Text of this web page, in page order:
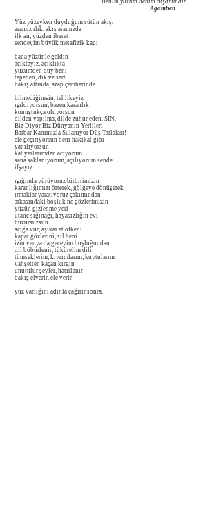
Benim yüzüm benim dışarımdır.
Agamben
Yüz yüzeyken duyduğum sütün akışı
aramız ılık, akış aramızda
ilk an, yüzden ibaret
sendeyim büyük metafizik kapı
bana yüzünle geldin
açıktayız, açıklıkta
yüzümden duy beni
tepeden, dik ve sert
bakış altında, azap çemberinde
bilmediğimsin, tehlikeyiz
ışıldıyorsun, bazen karanlık
konuştukça oluyorsun
dilden yapılma, dilde zuhur eden. SİN.
Biz Diyor Biz Dünyanın Yerlileri
Barbar Kanımızla Sulanıyor Düş Tarlaları!
ele geçiriyorsun beni hakikat gibi
yanılıyorsun
kat yerlerimden acıyorum
sana saklanıyorum, açılıyorum sende
ifşayız
ışığında yürüyoruz birbirimizin
karanlığımızı örterek, gölgeye dönüşerek
ırmaklar yaratıyoruz çakımından
arkasındaki boşluk ne gözlerimizin
yüzün gizlenme yeri
utanç sığınağı, hayasızlığın evi
huzursuzsun
açığa vur, aşikar et öfkeni
kapat gözlerini, sil beni
izin ver ya da geçeyim boşluğundan
dil böbürlenir, tükürelim dili
tümseklerim, kıvrımlarım, kuytularım
vahşetten kaçan kırgın
unutulur şeyler, hatırlanır
bakış elverir, ele verir
yüz varlığını adınla çağırır sonra.